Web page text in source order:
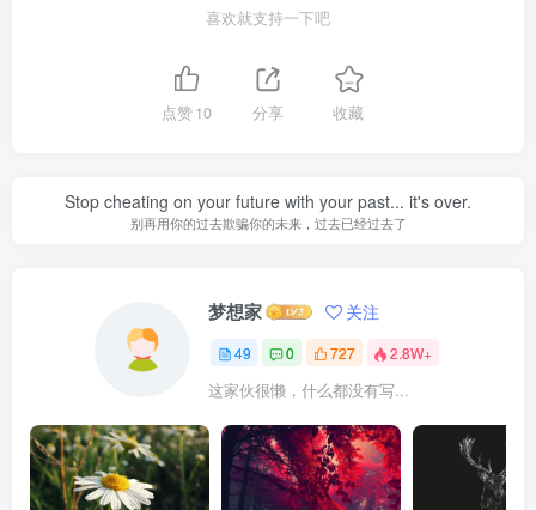
喜欢就支持一下吧
点赞10 分享 收藏
Stop cheating on your future with your past... it's over.
别再用你的过去欺骗你的未来，过去已经过去了
梦想家 关注
49 0 727 2.8W+
这家伙很懒，什么都没有写...